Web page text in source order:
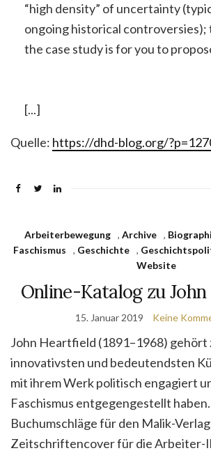
“high density” of uncertainty
ongoing historical controversies);
the case study is for you to
[...]
Quelle: https://dhd-blog.org/
Arbeiterbewegung , Archive ,
Faschismus
, Geschichte ,
Website
Online-Katalog zu
15. Januar 2019 Keine
John Heartfield (1891–1968) gehört
innovativsten und bedeutendsten
mit ihrem Werk politisch engagiert
Faschismus entgegengestellt
Buchumschläge für den Malik-
Zeitschriftencover für die Arbeiter-